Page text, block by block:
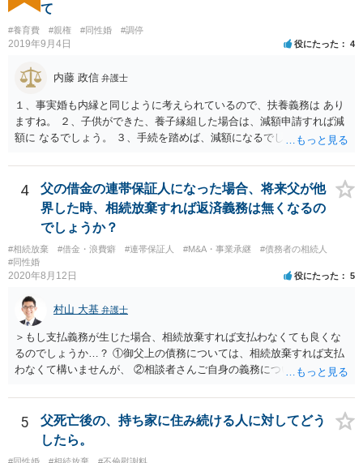
て
#養育費 #親権 #同性婚 #調停
2019年9月4日 役にたった 4
内藤 政信 弁護士
１、事実婚も内縁と同じように考えられているので、扶養義務は あり
ますね。 ２、子供ができた、養子縁組した場合は、減額申請すれば減
額に なるでしょう。 ３、手続を踏めば、減額になるでしょう。 ４、
しょう。 いろいろ議論のあるところですが、実務は上記のような運用
でしょう。
4
父の借金の連帯保証人になった場合、将来父が他
界した時、相続放棄すれば返済義務は無くなるの
でしょうか？
#相続放棄 #借金・浪費癖 #連帯保証人 #M&A・事業承継
#債務者の相続人
#同性婚
2020年8月12日 役にたった 5
村山 大基 弁護士
＞もし支払義務が生じた場合、相続放棄すれば支払わなくても良くな
るのでしょうか…？ ①御父上の債務については、相続放棄すれば支払
わなくて構いませんが、 ②相談者さんご自身の義務については、契約
いないので何とも言えません。 そもそも、何の義務も負わないなら、
印鑑証明まで用意して推定相続人にサインさせる意味もないような気
がします。 もし何らかの義務を相続放棄しても負う内容だと困ります
ので、契約書の文面を持って、弁護士に相談に行かれることをお勧め
5
父死亡後の、持ち家に住み続ける人に対してどう
したら。
#同性婚 #相続放棄 #不倫慰謝料